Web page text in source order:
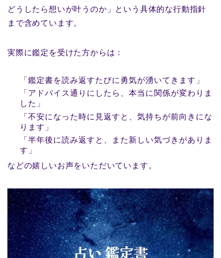
どうしたら想いが叶うのか」という具体的な行動指針
まで含めています。
実際に鑑定を受けた方からは：
「鑑定書を読み返すたびに勇気が湧いてきます」
「アドバイス通りにしたら、本当に関係が変わりま
した」
「不安になった時に見返すと、気持ちが前向きにな
ります」
「半年後に読み返すと、また新しい気づきがありま
す」
などの嬉しいお声をいただいています。